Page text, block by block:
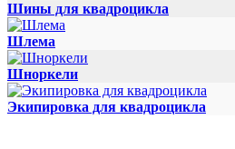
Шины для квадроцикла
Шлема
Шноркели
Экипировка для квадроцикла